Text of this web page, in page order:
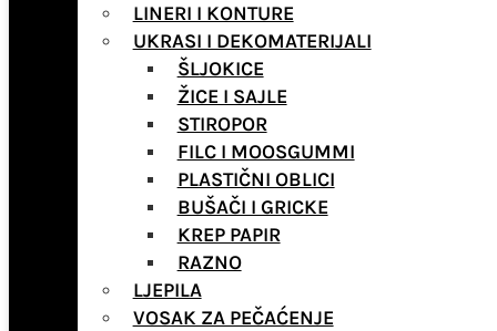
LINERI I KONTURE
UKRASI I DEKOMATERIJALI
ŠLJOKICE
ŽICE I SAJLE
STIROPOR
FILC I MOOSGUMMI
PLASTIČNI OBLICI
BUŠAČI I GRICKE
KREP PAPIR
RAZNO
LJEPILA
VOSAK ZA PEČAĆENJE